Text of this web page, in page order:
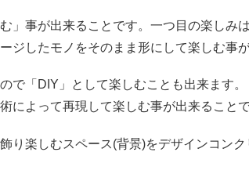
事が出来ることです。一つ目の楽しみ
ジしたモノをそのまま形にして楽しむ事が
で「DIY」として楽しむことも出来ます
によって再現して楽しむ事が出来ることで
楽しむスペース(背景)をデザインコン